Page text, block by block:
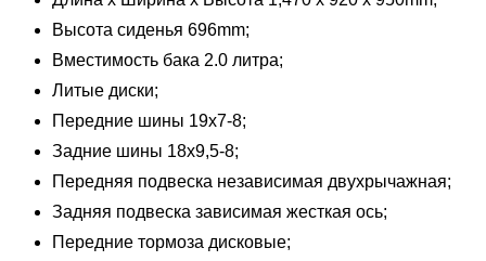
Высота сиденья 696mm;
Вместимость бака 2.0 литра;
Литые диски;
Передние шины 19х7-8;
Задние шины 18х9,5-8;
Передняя подвеска независимая двухрычажная;
Задняя подвеска зависимая жесткая ось;
Передние тормоза дисковые;